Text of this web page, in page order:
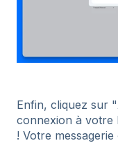
Enfin, cliquez sur "
connexion à votre
! Votre